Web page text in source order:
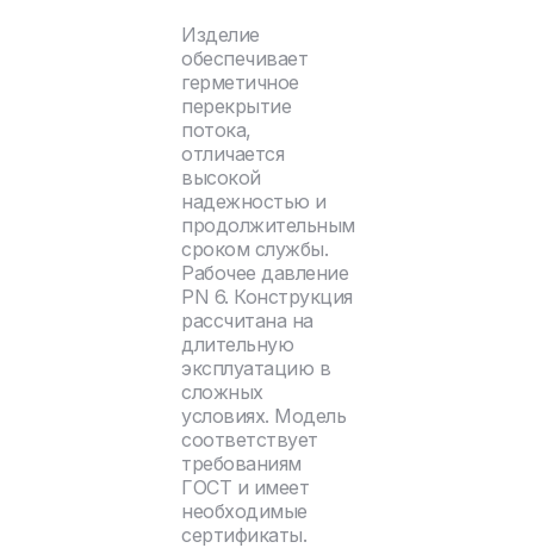
Изделие
обеспечивает
герметичное
перекрытие
потока,
отличается
высокой
надежностью и
продолжительным
сроком службы.
Рабочее давление
PN 6. Конструкция
рассчитана на
длительную
эксплуатацию в
сложных
условиях. Модель
соответствует
требованиям
ГОСТ и имеет
необходимые
сертификаты.